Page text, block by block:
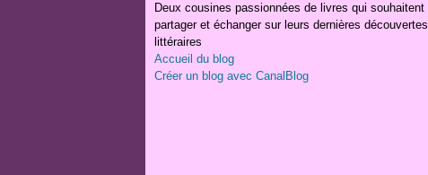
Deux cousines passionnées de livres qui souhaitent
partager et échanger sur leurs dernières découvertes
littéraires
Accueil du blog
Créer un blog avec CanalBlog